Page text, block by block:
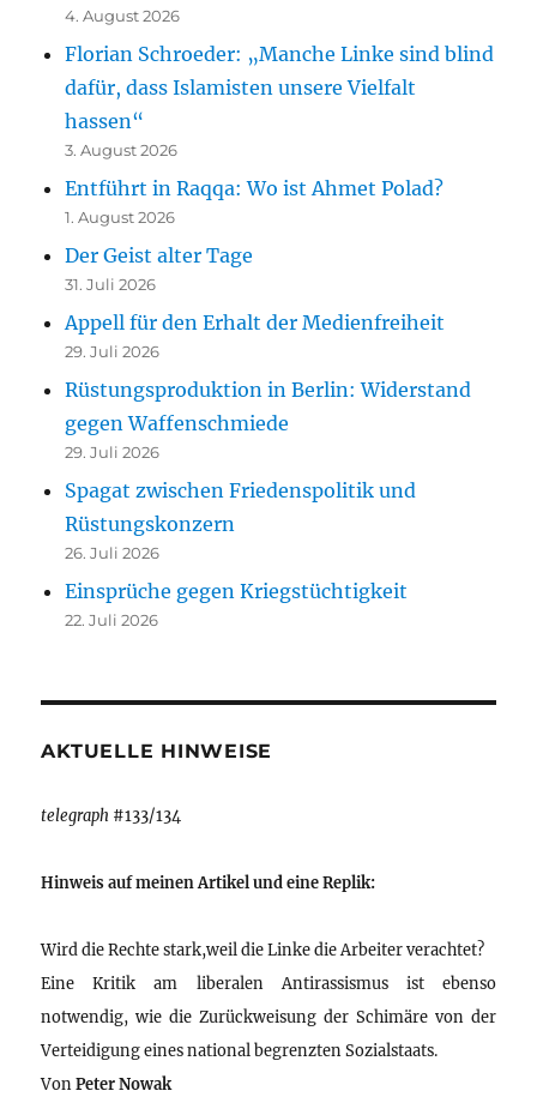
4. August 2026
Florian Schroeder: „Manche Linke sind blind
dafür, dass Islamisten unsere Vielfalt
hassen“
3. August 2026
Entführt in Raqqa: Wo ist Ahmet Polad?
1. August 2026
Der Geist alter Tage
31. Juli 2026
Appell für den Erhalt der Medienfreiheit
29. Juli 2026
Rüstungsproduktion in Berlin: Widerstand
gegen Waffenschmiede
29. Juli 2026
Spagat zwischen Friedenspolitik und
Rüstungskonzern
26. Juli 2026
Einsprüche gegen Kriegstüchtigkeit
22. Juli 2026
AKTUELLE HINWEISE
telegraph #133/134
Hinweis auf meinen Artikel und eine Replik:
Wird die Rechte stark,weil die Linke die Arbeiter verachtet?
Eine Kritik am liberalen Antirassismus ist ebenso
notwendig, wie die Zurückweisung der Schimäre von der
Verteidigung eines national begrenzten Sozialstaats.
VonPeter Nowak